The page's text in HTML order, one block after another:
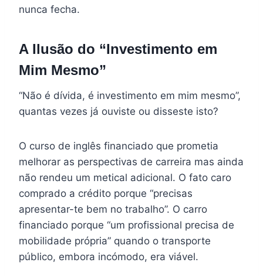
nunca fecha.
A Ilusão do “Investimento em
Mim Mesmo”
“Não é dívida, é investimento em mim mesmo”,
quantas vezes já ouviste ou disseste isto?
O curso de inglês financiado que prometia
melhorar as perspectivas de carreira mas ainda
não rendeu um metical adicional. O fato caro
comprado a crédito porque “precisas
apresentar-te bem no trabalho”. O carro
financiado porque “um profissional precisa de
mobilidade própria” quando o transporte
público, embora incómodo, era viável.